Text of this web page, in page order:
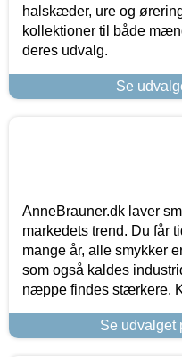
halskæder, ure og
kollektioner til både
deres udvalg.
Se
AnneBrauner.dk laver
markedets trend. Du får
mange år, alle smykker
som også kaldes
næppe findes stærkere.
Se udvalget